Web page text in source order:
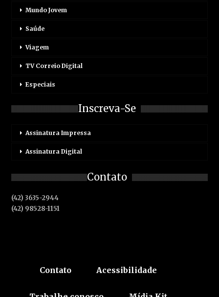
Mundo Jovem
Saúde
Viagem
TV Correio Digital
Especiais
Inscreva-Se
Assinatura Impressa
Assinatura Digital
Contato
(42) 3635-2944
(42) 98528-1151
Contato Acessibilidade